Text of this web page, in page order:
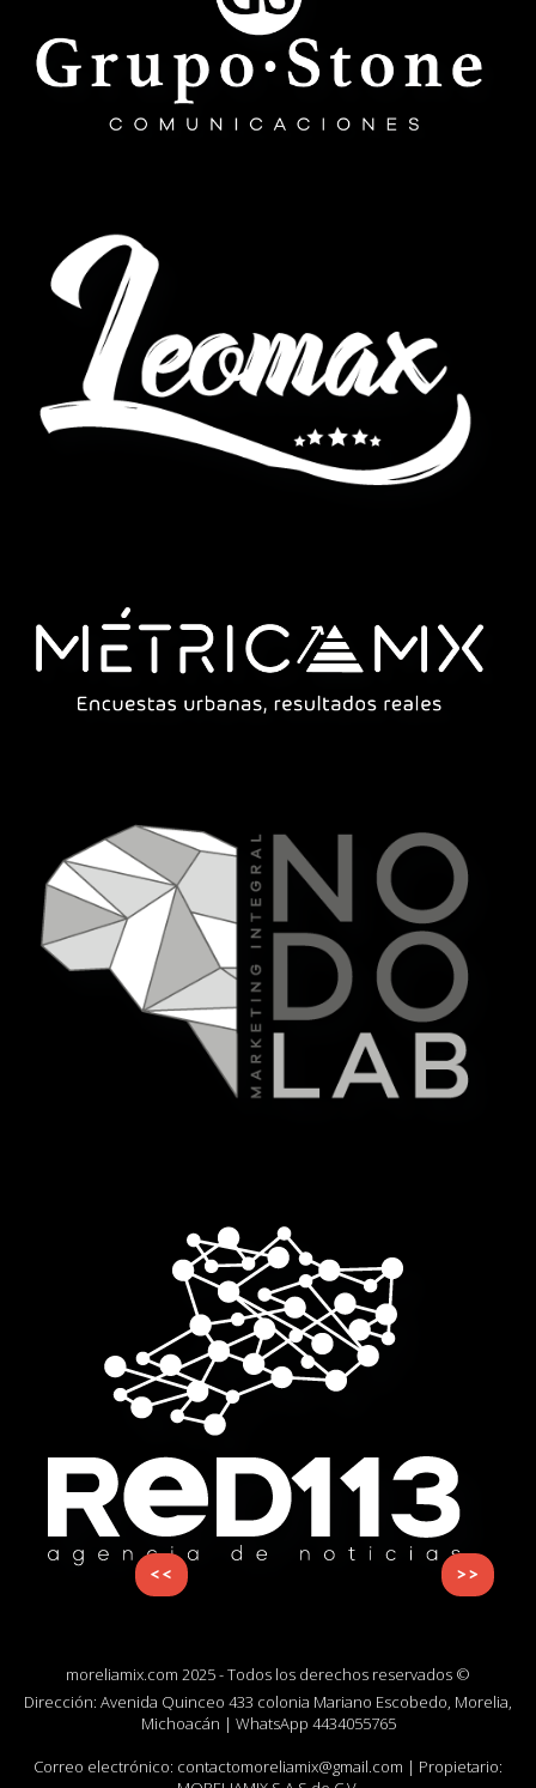
<< >>
moreliamix.com 2025 - Todos los derechos reservados ©
Dirección: Avenida Quinceo 433 colonia Mariano Escobedo, Morelia,
Michoacán | WhatsApp 4434055765
Correo electrónico: contactomoreliamix@gmail.com | Propietario: